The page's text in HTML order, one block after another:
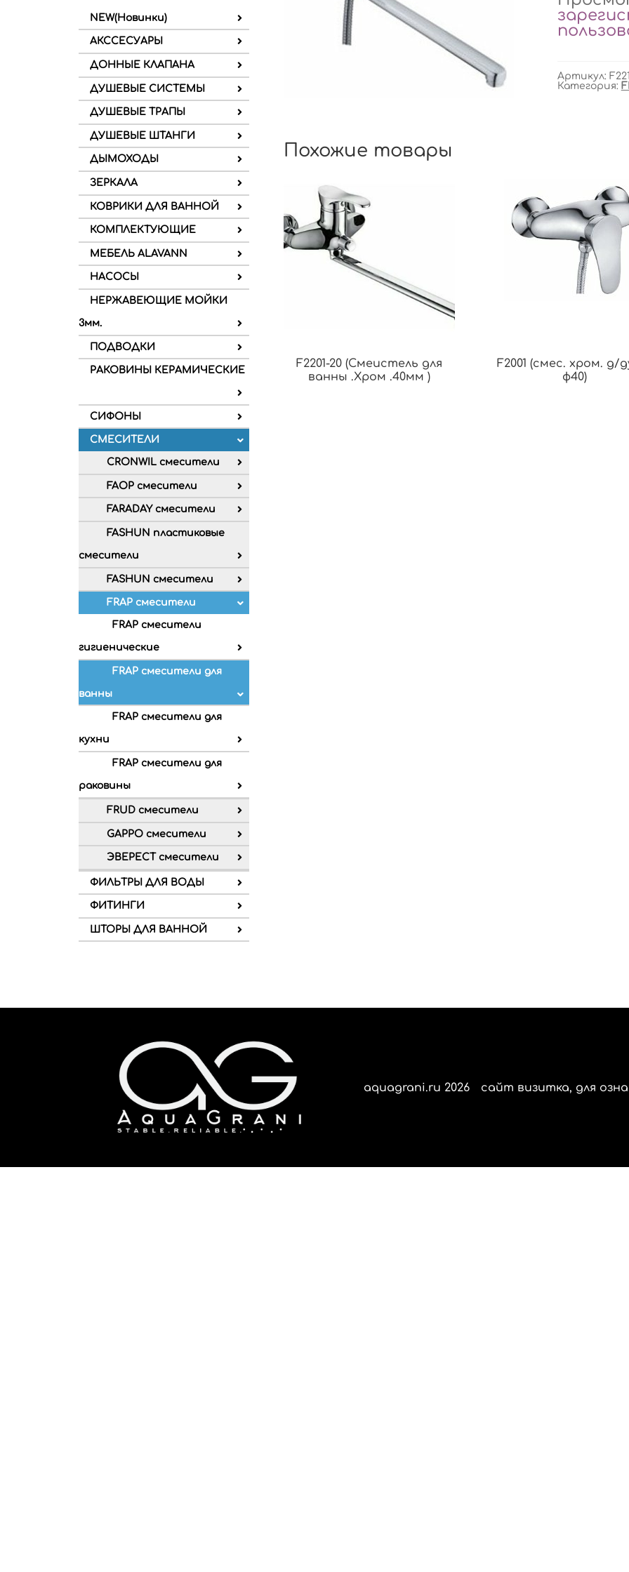
NEW(Новинки)
АКССЕСУАРЫ
ДОННЫЕ КЛАПАНА
ДУШЕВЫЕ СИСТЕМЫ
ДУШЕВЫЕ ТРАПЫ
ДУШЕВЫЕ ШТАНГИ
ДЫМОХОДЫ
ЗЕРКАЛА
КОВРИКИ ДЛЯ ВАННОЙ
КОМПЛЕКТУЮЩИЕ
МЕБЕЛЬ ALAVANN
НАСОСЫ
НЕРЖАВЕЮЩИЕ МОЙКИ
3мм.
ПОДВОДКИ
РАКОВИНЫ КЕРАМИЧЕСКИЕ
СИФОНЫ
СМЕСИТЕЛИ
CRONWIL смесители
FAOP смесители
FARADAY смесители
FASHUN пластиковые
смесители
FASHUN смесители
FRAP смесители
FRAP смесители
гигиенические
FRAP смесители для
ванны
FRAP смесители для
кухни
FRAP смесители для
раковины
FRUD смесители
GAPPO смесители
ЭВЕРЕСТ смесители
ФИЛЬТРЫ ДЛЯ ВОДЫ
ФИТИНГИ
ШТОРЫ ДЛЯ ВАННОЙ
Артикул:
Категория:
Похожие товары
F2201-20 (Смеистель для
ванны .Хром .40мм )
F2001 (смес. хром. д/
ф40)
aquagrani.ru 2026 сайт визитка, для